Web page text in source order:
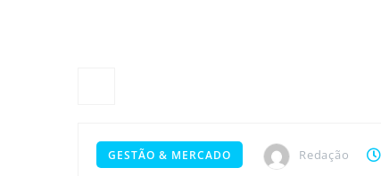
GESTÃO & MERCADO Redação